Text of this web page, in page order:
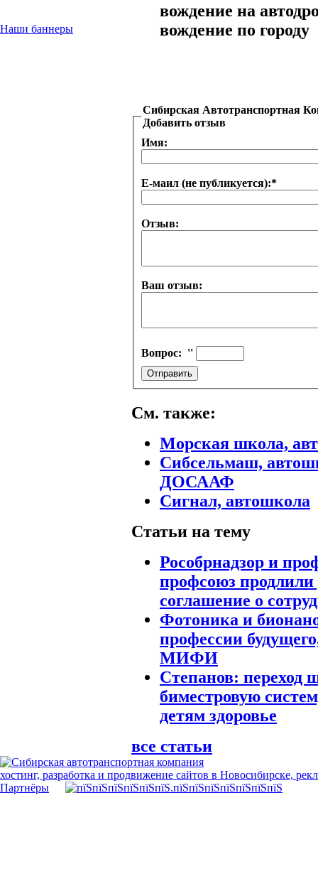
Наши баннеры
вождение на
вождение по городу
Сибирская Автотранспортная
Добавить отзыв
Имя:
Е-маил (не публикуется):*
Отзыв:
Ваш отзыв:
Вопрос: ''
См. также:
Морская школа,
Сибсельмаш,
ДОСААФ
Сигнал, автошкола
Статьи на тему
Рособрнадзор и
профсоюз продлили
соглашение о
Фотоника и
профессии
МИФИ
Степанов: переход
биместровую
детям здоровье
все статьи
хостинг, разработка и продвижение сайтов в Новосибирске,
Партнёры